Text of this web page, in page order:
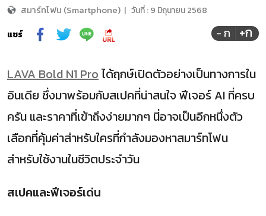
สมาร์ทโฟน (Smartphone) | วันที่ :9 มิถุนายน 2568
แชร์
- ก +ก
LAVA Bold N1 Proได้ฤกษ์เปิดตัวอย่างเป็นทางการใน
อินเดีย ซึ่งมาพร้อมกับสเปคที่น่าสนใจ ฟีเจอร์ AI ที่ครบ
ครัน และราคาที่เข้าถึงง่ายมากๆ นี่อาจเป็นอีกหนึ่งตัว
เลือกที่คุ้มค่าสำหรับใครที่กำลังมองหาสมาร์ทโฟน
สำหรับใช้งานในชีวิตประจำวัน
สเปคและฟีเจอร์เด่น